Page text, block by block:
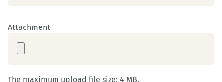
Attachment
The maximum upload file size: 4 MB.